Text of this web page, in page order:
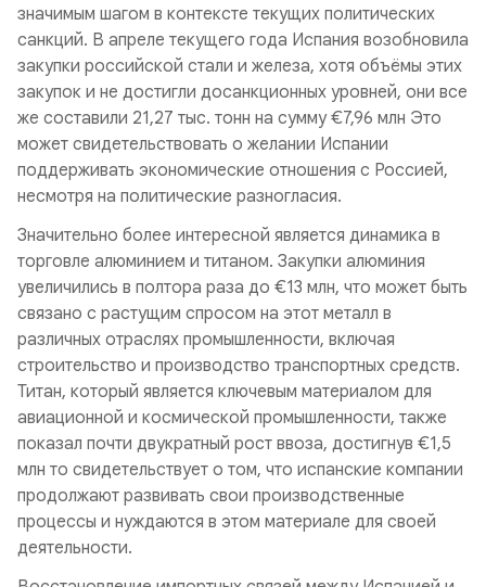
значимым шагом в контексте текущих политических
санкций. В апреле текущего года Испания возобновила
закупки российской стали и железа, хотя объёмы этих
закупок и не достигли досанкционных уровней, они все
же составили 21,27 тыс. тонн на сумму €7,96 млн Это
может свидетельствовать о желании Испании
поддерживать экономические отношения с Россией,
несмотря на политические разногласия.
Значительно более интересной является динамика в
торговле алюминием и титаном. Закупки алюминия
увеличились в полтора раза до €13 млн, что может быть
связано с растущим спросом на этот металл в
различных отраслях промышленности, включая
строительство и производство транспортных средств.
Титан, который является ключевым материалом для
авиационной и космической промышленности, также
показал почти двукратный рост ввоза, достигнув €1,5
млн то свидетельствует о том, что испанские компании
продолжают развивать свои производственные
процессы и нуждаются в этом материале для своей
деятельности.